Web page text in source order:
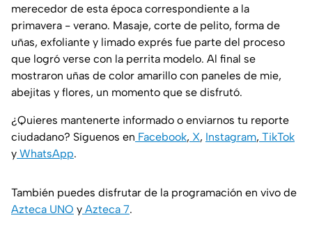
merecedor de esta época correspondiente a la
primavera - verano. Masaje, corte de pelito, forma de
uñas, exfoliante y limado exprés fue parte del proceso
que logró verse con la perrita modelo. Al final se
mostraron uñas de color amarillo con paneles de mie,
abejitas y flores, un momento que se disfrutó.
¿Quieres mantenerte informado o enviarnos tu reporte
ciudadano? Síguenos en Facebook, X, Instagram, TikTok
y WhatsApp.
También puedes disfrutar de la programación en vivo de
Azteca UNO y Azteca 7.